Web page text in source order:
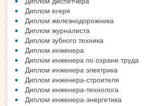
Диплом егеря
Диплом железнодорожника
Диплом журналиста
Диплом зубного техника
Диплом инженера
Диплом инженера по охране труда
Диплом инженера электрика
Диплом инженера-строителя
Диплом инженера-технолога
Диплом инженера-энергетика